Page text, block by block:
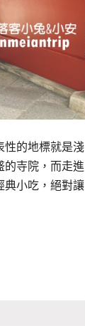
性的地標就是淺
的寺院，而走進
典小吃，絕對讓